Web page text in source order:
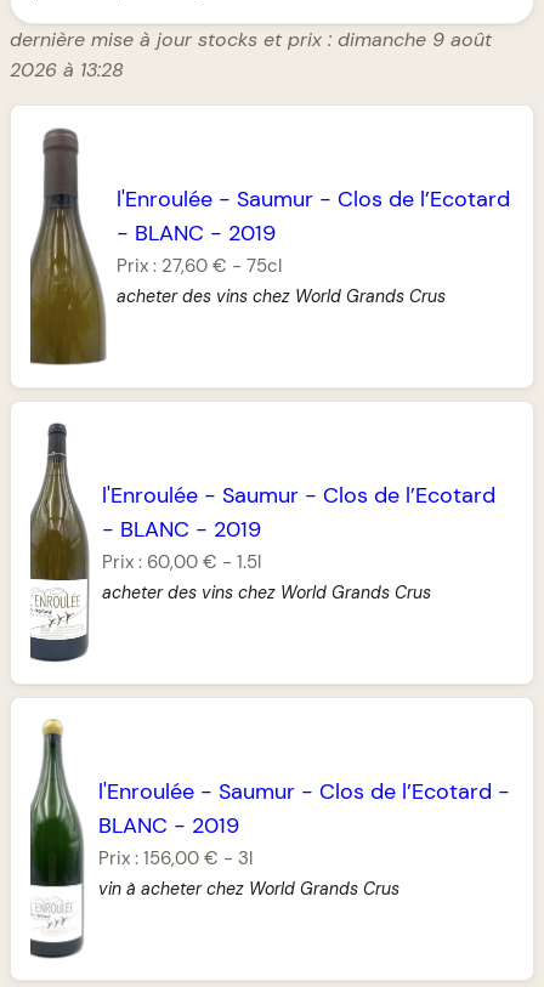
dernière mise à jour stocks et prix : dimanche 9 août
2026 à 13:28
l'Enroulée- Saumur- Clos de l’Ecotard
- BLANC - 2019
Prix : 27,60 € - 75cl
acheter des vins chez World Grands Crus
l'Enroulée -Saumur - Clos de l’Ecotard
- BLANC - 2019
Prix : 60,00 € -1.5l
acheter des vins chez World Grands Crus
l'Enroulée -Saumur - Clos de l’Ecotard -
BLANC - 2019
Prix :156,00 € - 3l
vin à acheter chez World Grands Crus